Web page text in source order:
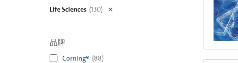
Life Sciences (130)
品牌
Corning® (88)